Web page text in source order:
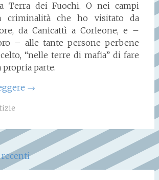
Terra dei Fuochi. O nei campi
criminalità che ho visitato da
da Canicattì a Corleone, e –
– alle tante persone perbene
“nelle terre di mafia” di fare
parte.
→